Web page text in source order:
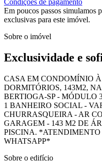
Em poucos passos simulamos
exclusivas para este imóvel.
Sobre o imóvel
Exclusividade e
CASA EM CONDOMÍNIO
DORMITÓRIOS, 143M2,
BERTIOGA-SP - MÓDULO
1 BANHEIRO SOCIAL -
CHURRASQUEIRA - AR
GARAGEM - 143 M2 DE
PISCINA.
WHATSAPP*
Sobre o edifício